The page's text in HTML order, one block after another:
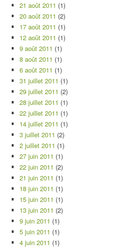
21 août 2011 (1)
20 août 2011 (2)
17 août 2011 (1)
12 août 2011 (1)
9 août 2011 (1)
8 août 2011 (1)
6 août 2011 (1)
31 juillet 2011 (1)
29 juillet 2011 (2)
28 juillet 2011 (1)
22 juillet 2011 (1)
14 juillet 2011 (1)
3 juillet 2011 (2)
2 juillet 2011 (1)
27 juin 2011 (1)
22 juin 2011 (2)
21 juin 2011 (1)
18 juin 2011 (1)
15 juin 2011 (1)
13 juin 2011 (2)
9 juin 2011 (1)
5 juin 2011 (1)
4 juin 2011 (1)